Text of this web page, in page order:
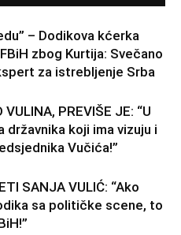
– Dodikova kćerka
zbog Kurtija: Svečano
za istrebljenje Srba
VULINA, PREVIŠE JE: “U
državnika koji ima vizuju i
Vučića!”
SANJA VULIĆ: “Ako
sa političke scene, to